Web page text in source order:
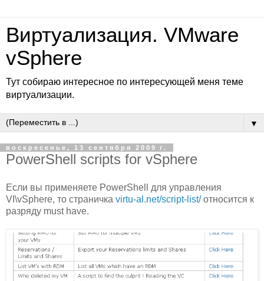
Виртуализация. VMware
vSphere
Тут собираю интересное по интересующей меня теме
виртуализации.
▼
воскресенье, 13 сентября 2009 г.
PowerShell scripts for vSphere
Если вы применяете PowerShell для управления
VI\vSphere, то страничка virtu-al.net/script-list/относится к
разряду must have.